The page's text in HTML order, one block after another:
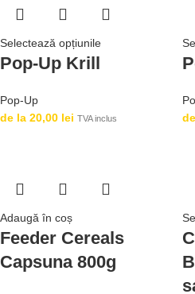
Selectează opțiunile
Pop-Up Krill
Pop-Up
de la 20,00 lei TVA inclus
Adaugă în coș
Feeder Cereals
Capsuna 800g